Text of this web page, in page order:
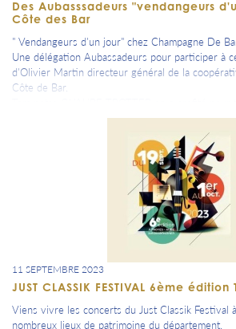
Des Aubasssadeurs "vendangeurs
Côte des Bar
" Vendangeurs d'un jour" chez Champagne De
Une délégation Aubassadeurs pour participer à
d'Olivier Martin directeur général de la
Côte de Bar.
à découvrir dans l'épisode N°4 du mois
A suivre la semaine prochaine des photos aux
de notre visite aux Riceys et à Ville-sur-Arce.
11 SEPTEMBRE 2023
JUST CLASSIK FESTIVAL 6ème
Viens vivre les concerts du Just Classik Festival
nombreux lieux de patrimoine du département.